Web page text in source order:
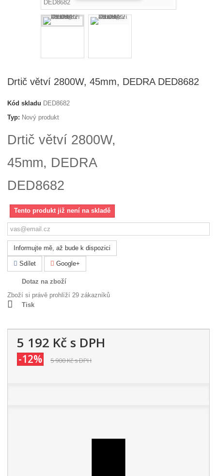
Drtič větví 2800W, 45mm, DEDRA DED8682
Kód skladu DED8682
Typ: Nový produkt
Drtič větví 2800W,
45mm, DEDRA
DED8682
Tento produkt již není na skladě
Informujte mě, až bude k dispozici
Sdílet Google+
Dotaz na zboží
Zboží si právě prohlíží 29 zákazníků
Tisk
5 192 Kč s DPH
-12% 5 900 Kčs DPH